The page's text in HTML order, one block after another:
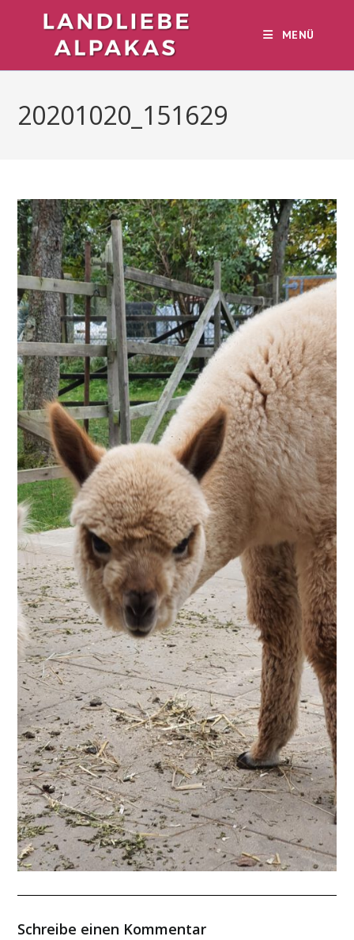
MENÜ
20201020_151629
Schreibe einen Kommentar